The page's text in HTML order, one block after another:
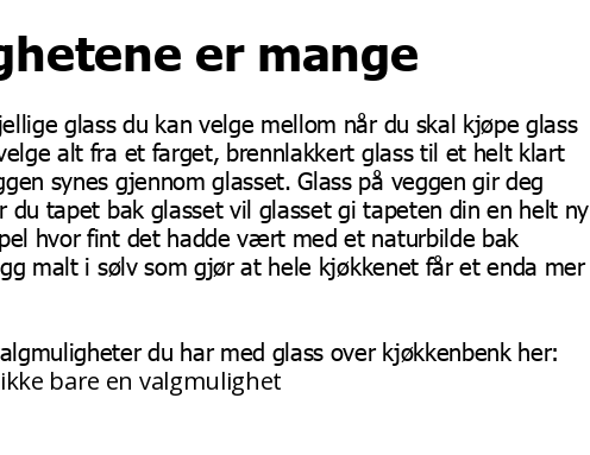
er mange
glass du kan velge mellom når du skal kjøpe glass
alt fra et farget, brennlakkert glass til et helt klart
synes gjennom glasset. Glass på veggen gir deg
du tapet bak glasset vil glasset gi tapeten din en helt ny
hvor fint det hadde vært med et naturbilde bak
malt i sølv som gjør at hele kjøkkenet får et enda mer
du har med glass over kjøkkenbenk her:
bare en valgmulighet